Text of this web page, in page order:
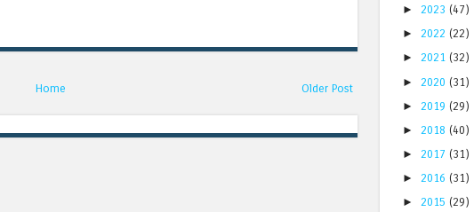
Older Post
Home
► 2023 (47)
► 2022 (22)
► 2021 (32)
► 2020 (31)
► 2019 (29)
► 2018 (40)
► 2017 (31)
► 2016 (31)
► 2015 (29)